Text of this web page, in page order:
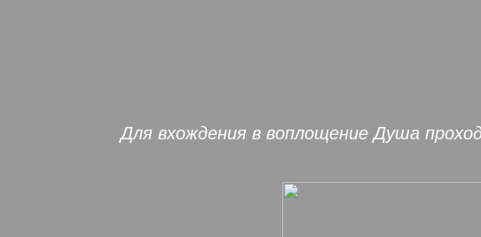
Для вхождения в воплощение Душа